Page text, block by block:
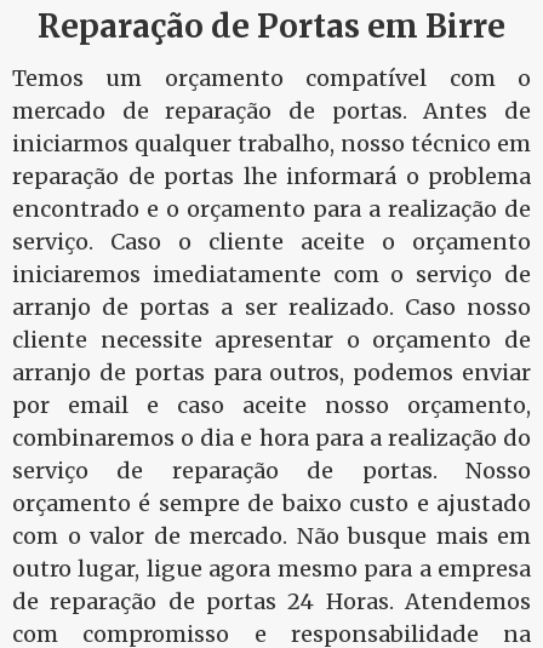
Reparação de Portas em Birre
Temos um orçamento compatível com o
mercado de reparação de portas. Antes de
iniciarmos qualquer trabalho, nosso técnico em
reparação de portas lhe informará o problema
encontrado e o orçamento para a realização de
serviço. Caso o cliente aceite o orçamento
iniciaremos imediatamente com o serviço de
arranjo de portas a ser realizado. Caso nosso
cliente necessite apresentar o orçamento de
arranjo de portas para outros, podemos enviar
por email e caso aceite nosso orçamento,
combinaremos o dia e hora para a realização do
serviço de reparação de portas. Nosso
orçamento é sempre de baixo custo e ajustado
com o valor de mercado. Não busque mais em
outro lugar, ligue agora mesmo para a empresa
de reparação de portas 24 Horas. Atendemos
com compromisso e responsabilidade na